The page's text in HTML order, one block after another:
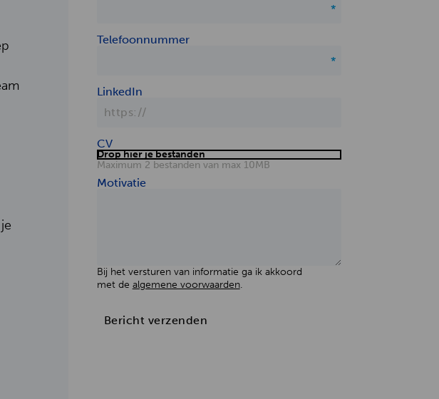
Telefoonnummer
LinkedIn
Drop hier je bestanden
CV
Maximum 2 bestanden van max 10MB
Motivatie
Bij het versturen van informatie ga ik akkoord
met de algemene voorwaarden.
Bericht verzenden